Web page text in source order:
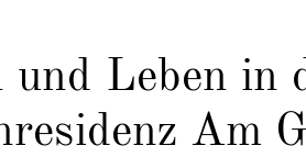
und Leben in
Am